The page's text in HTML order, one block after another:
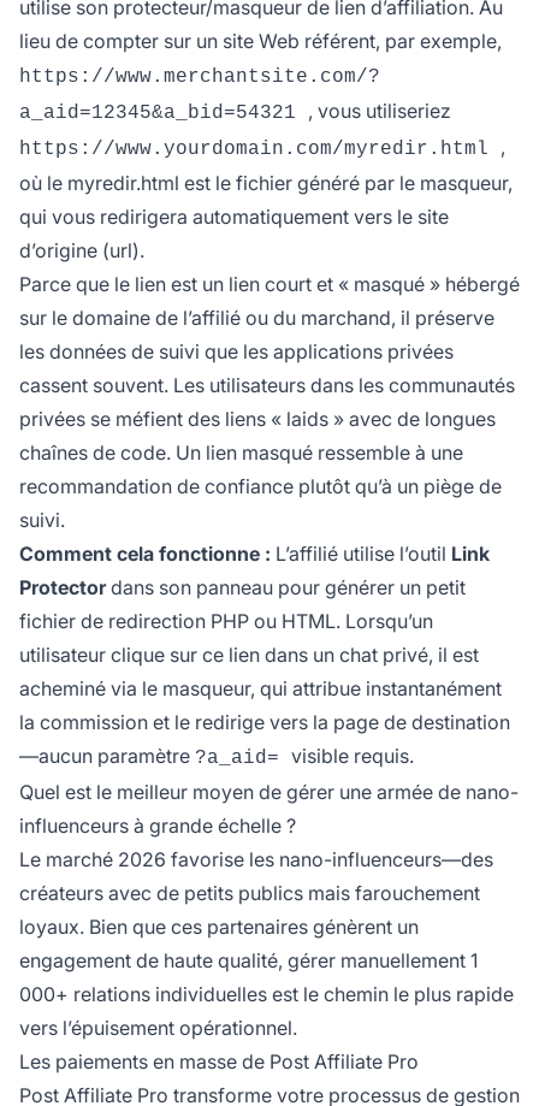
utilise son protecteur/masqueur de lien d’affiliation. Au
lieu de compter sur un site Web référent, par exemple,
https://www.merchantsite.com/?
a_aid=12345&a_bid=54321
, vous utiliseriez
https://www.yourdomain.com/myredir.html
,
où le myredir.html est le fichier généré par le masqueur,
qui vous redirigera automatiquement vers le site
d’origine (url).
Parce que le lien est un lien court et « masqué » hébergé
sur le domaine de l’affilié ou du marchand, il préserve
les données de suivi que les applications privées
cassent souvent. Les utilisateurs dans les communautés
privées se méfient des liens « laids » avec de longues
chaînes de code. Un lien masqué ressemble à une
recommandation de confiance plutôt qu’à un piège de
suivi.
Comment cela fonctionne : L’affilié utilise l’outil Link
Protectordans son panneau pour générer un petit
fichier de redirection PHP ou HTML. Lorsqu’un
utilisateur clique sur ce lien dans un chat privé, il est
acheminé via le masqueur, qui attribue instantanément
la commission et le redirige vers la page de destination
—aucun paramètre ?a_aid= visible requis.
Quel est le meilleur moyen de gérer une armée de nano-
influenceurs à grande échelle ?
Le marché 2026 favorise les nano-influenceurs—des
créateurs avec de petits publics mais farouchement
loyaux. Bien que ces partenaires génèrent un
engagement de haute qualité, gérer manuellement 1
000+ relations individuelles est le chemin le plus rapide
vers l’épuisement opérationnel.
Les paiements en masse de Post Affiliate Pro
Post Affiliate Pro transforme votre processus de gestion